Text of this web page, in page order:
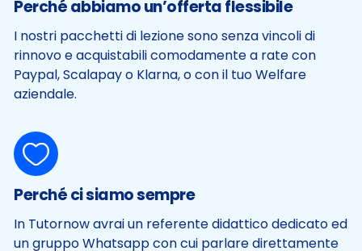
Perché abbiamo un’offerta flessibile
I nostri pacchetti di lezione sono senza vincoli di
rinnovo e acquistabili comodamente a rate con
Paypal, Scalapay o Klarna, o con il tuo Welfare
aziendale.
Perché ci siamo sempre
In Tutornow avrai un referente didattico dedicato ed
un gruppo Whatsapp con cui parlare direttamente